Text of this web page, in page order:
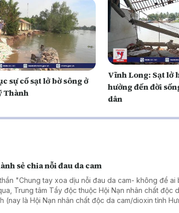
sự cố sạt lở bờ sông ở
Thành
Vĩnh Long: Sạt lở
hưởng đến đời
dân
sẻ chia nỗi đau da cam
"Chung tay xoa dịu nỗi đau da cam- không để ai
Trung tâm Tẩy độc thuộc Hội Nạn nhân chất độc
(nay là Hội Nạn nhân chất độc da cam/dioxin tỉnh